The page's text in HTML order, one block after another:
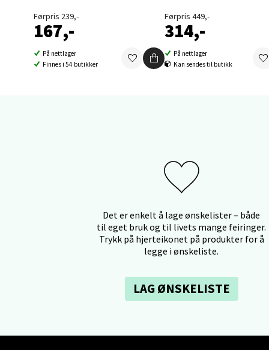
Førpris 239,-
167,-
På nettlager
Finnes i 54 butikker
Førpris 449,-
314,-
På nettlager
Kan sendes til butikk
Det er enkelt å lage ønskelister – både
til eget bruk og til livets mange feiringer.
Trykk på hjerteikonet på produkter for å
legge i ønskeliste.
LAG ØNSKELISTE
Thon
0 i